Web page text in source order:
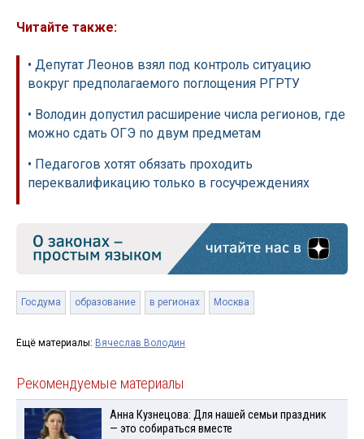
Читайте также:
• Депутат Леонов взял под контроль ситуацию
вокруг предполагаемого поглощения РГРТУ
• Володин допустил расширение числа регионов, где
можно сдать ОГЭ по двум предметам
• Педагогов хотят обязать проходить
переквалификацию только в госучреждениях
Госдума образование в регионах Москва
Ещё материалы: Вячеслав Володин
Рекомендуемые материалы
Анна Кузнецова: Для нашей семьи праздник
— это собираться вместе